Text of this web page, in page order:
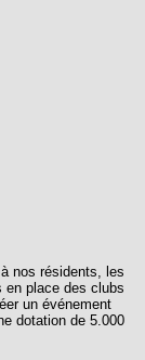
nos résidents, les
en place des clubs
un événement
dotation de 5.000